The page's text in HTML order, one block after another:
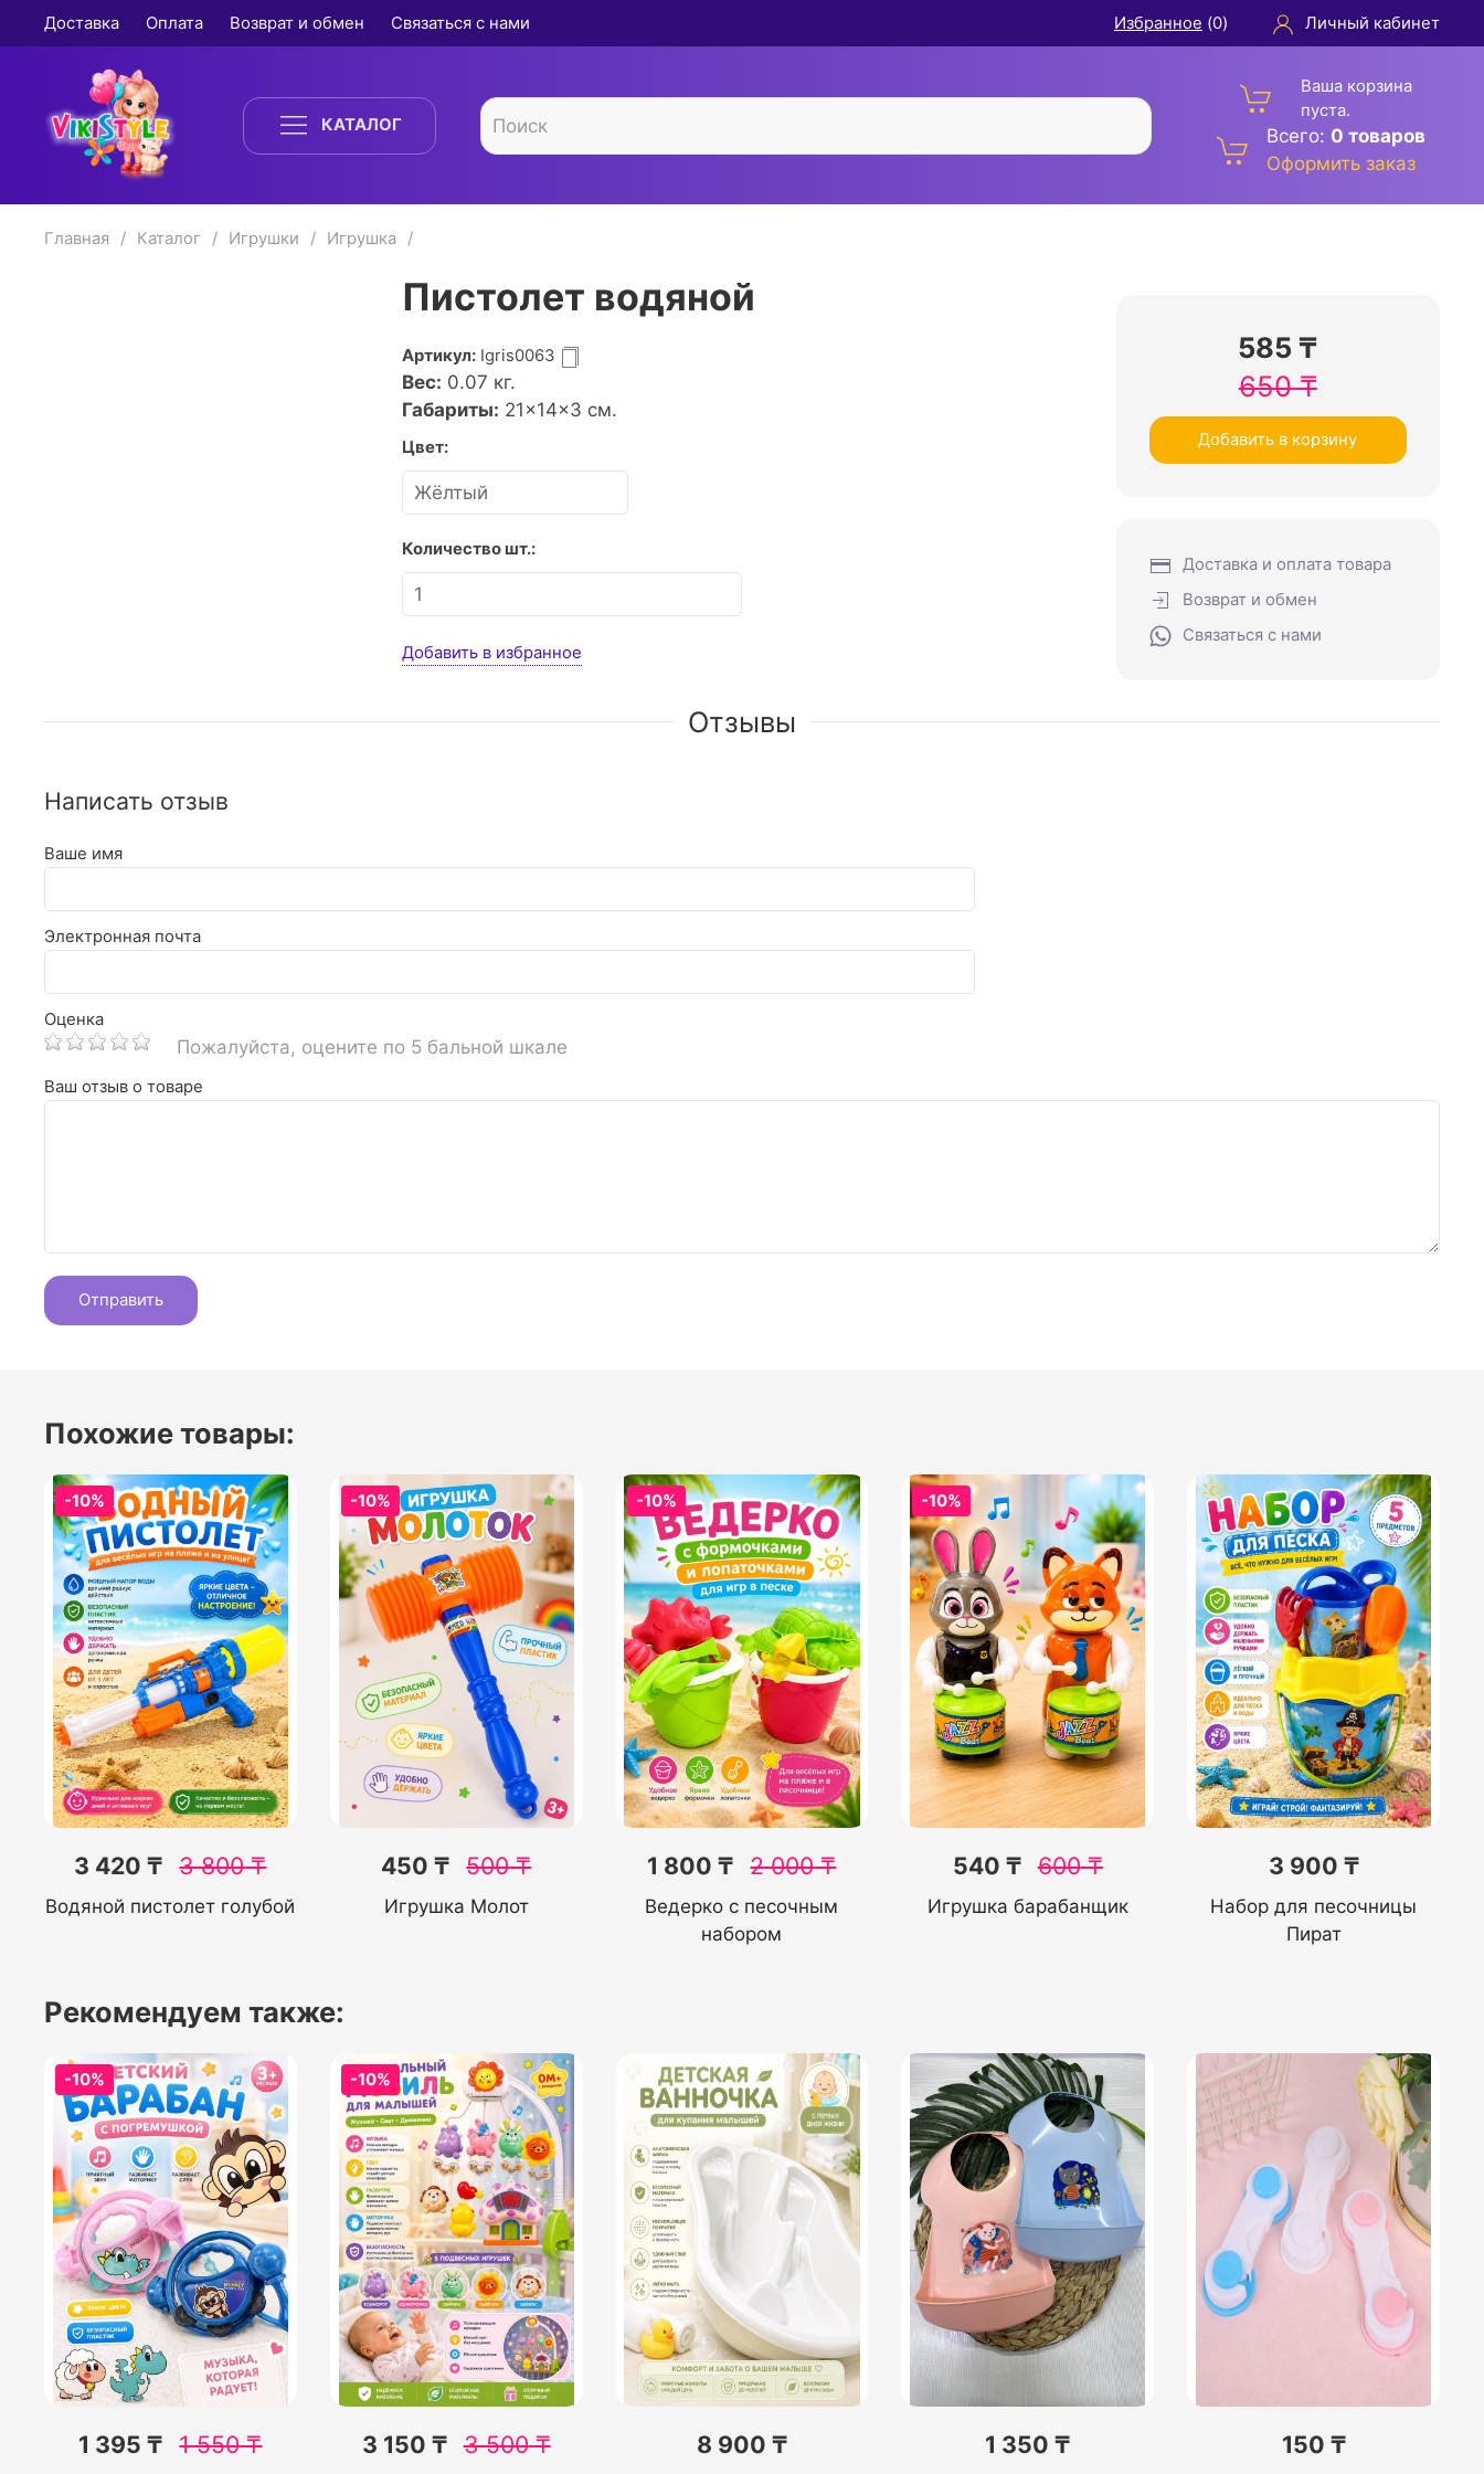
Доставка Оплата Возврат и обмен Связаться с нами Избранное (0) Личный кабинет
КАТАЛОГ
Ваша корзина
пуста.
Всего: 0 товаров
Оформить заказ
Главная Каталог Игрушки Игрушка
Пистолет водяной
Артикул: Igris0063
Вес: 0.07 кг.
Габариты: 21×14×3 см.
Цвет:
Количество шт.:
Добавить в избранное
585 ₸
650₸
Добавить в корзину
Доставка и оплата товара
Возврат и обмен
Связаться с нами
Отзывы
Написать отзыв
Ваше имя
Электронная почта
Оценка
Пожалуйста, оцените по 5 бальной шкале
Ваш отзыв о товаре
Похожие товары:
-10%
3 420 ₸ 3 800₸
Водяной пистолет голубой
-10%
450 ₸ 500₸
Игрушка Молот
-10%
1 800 ₸ 2 000₸
Ведерко с песочным
набором
-10%
540 ₸ 600₸
Игрушка барабанщик
3 900 ₸
Набор для песочницы
Пират
Рекомендуем также:
-10%
1 395 ₸ 1 550₸
-10%
3 150 ₸ 3 500₸ 8 900 ₸ 1 350 ₸ 150 ₸